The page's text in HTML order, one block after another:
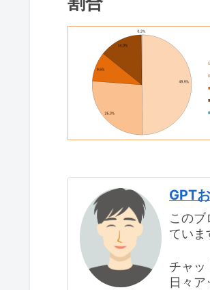
GPT
この
ていま
チャッ
日々ア